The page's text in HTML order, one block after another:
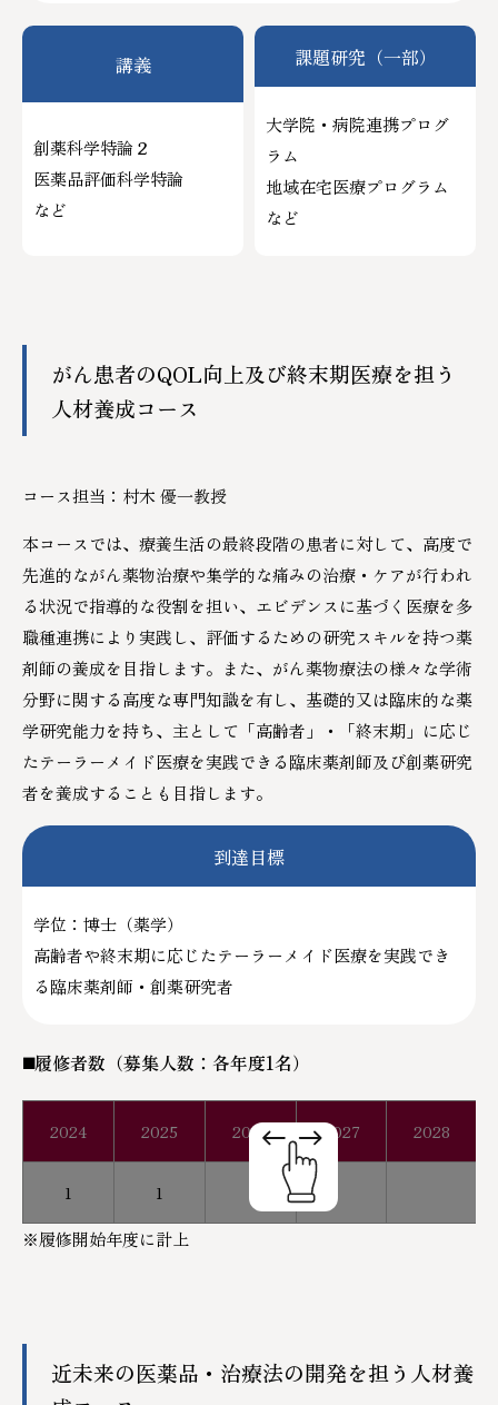
講義
創薬科学特論２
医薬品評価科学特論
など
課題研究（一部）
大学院・病院連携プログ
ラム
地域在宅医療プログラム
など
がん患者のQOL向上及び終末期医療を担う
人材養成コース
コース担当：村木 優一教授
本コースでは、療養生活の最終段階の患者に対して、高度で
先進的ながん薬物治療や集学的な痛みの治療・ケアが行われ
る状況で指導的な役割を担い、エビデンスに基づく医療を多
職種連携により実践し、評価するための研究スキルを持つ薬
剤師の養成を目指します。また、がん薬物療法の様々な学術
分野に関する高度な専門知識を有し、基礎的又は臨床的な薬
学研究能力を持ち、主として「高齢者」・「終末期」に応じ
たテーラーメイド医療を実践できる臨床薬剤師及び創薬研究
者を養成することも目指します。
到達目標
学位：博士（薬学）
高齢者や終末期に応じたテーラーメイド医療を実践でき
る臨床薬剤師・創薬研究者
◼️履修者数（募集人数：各年度1名）
2024 2025 2026 2027 2028
1 1
※履修開始年度に計上
近未来の医薬品・治療法の開発を担う人材養